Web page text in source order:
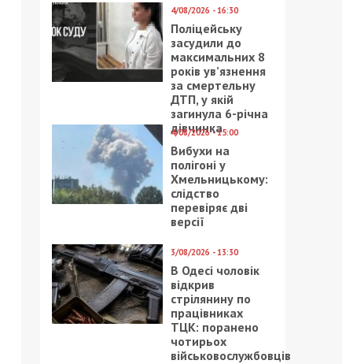
4/08/2026 - 16:30
Поліцейську
засудили до
максимальних 8
років ув’язнення
за смертельну
ДТП, у якій
загинула 6-річна
дівчинка
4/08/2026 - 15:00
Вибухи на
полігоні у
Хмельницькому:
слідство
перевіряє дві
версії
3/08/2026 - 13:30
В Одесі чоловік
відкрив
стрілянину по
працівниках
ТЦК: поранено
чотирьох
військовослужбовців